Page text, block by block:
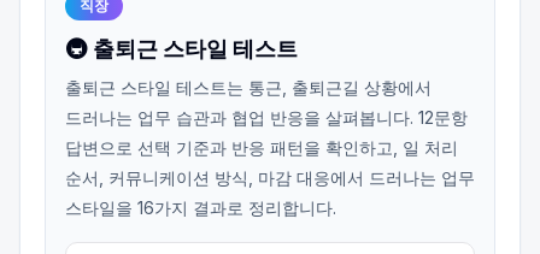
직장
🚇 출퇴근 스타일 테스트
출퇴근 스타일 테스트는 통근, 출퇴근길 상황에서
드러나는 업무 습관과 협업 반응을 살펴봅니다. 12문항
답변으로 선택 기준과 반응 패턴을 확인하고, 일 처리
순서, 커뮤니케이션 방식, 마감 대응에서 드러나는 업무
스타일을 16가지 결과로 정리합니다.